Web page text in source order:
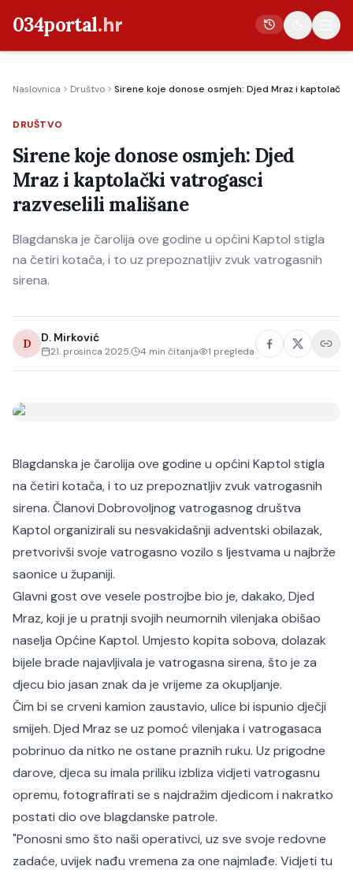
034portal.hr
Crna kronika
Poljoprivreda
Politika
Gospodarstvo
Život
Naslovnica Društvo Sirene koje donose osmjeh: Djed Mraz i kaptolački
DRUŠTVO
Sirene koje donose osmjeh: Djed
Mraz i kaptolački vatrogasci
razveselili mališane
Blagdanska je čarolija ove godine u općini Kaptol stigla
na četiri kotača, i to uz prepoznatljiv zvuk vatrogasnih
sirena.
D D. Mirković
21. prosinca 2025. 4 min čitanja 1 pregleda
Blagdanska je čarolija ove godine u općini Kaptol stigla
na četiri kotača, i to uz prepoznatljiv zvuk vatrogasnih
sirena. Članovi Dobrovoljnog vatrogasnog društva
Kaptol organizirali su nesvakidašnji adventski obilazak,
pretvorivši svoje vatrogasno vozilo s ljestvama u najbrže
saonice u županiji.
Glavni gost ove vesele postrojbe bio je, dakako, Djed
Mraz, koji je u pratnji svojih neumornih vilenjaka obišao
naselja Općine Kaptol. Umjesto kopita sobova, dolazak
bijele brade najavljivala je vatrogasna sirena, što je za
djecu bio jasan znak da je vrijeme za okupljanje.
Čim bi se crveni kamion zaustavio, ulice bi ispunio dječji
smijeh. Djed Mraz se uz pomoć vilenjaka i vatrogasaca
pobrinuo da nitko ne ostane praznih ruku. Uz prigodne
darove, djeca su imala priliku izbliza vidjeti vatrogasnu
opremu, fotografirati se s najdražim djedicom i nakratko
postati dio ove blagdanske patrole.
"Ponosni smo što naši operativci, uz sve svoje redovne
zadaće, uvijek nađu vremena za one najmlađe. Vidjeti tu